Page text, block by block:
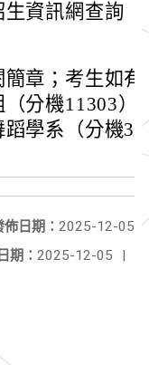
資訊網查詢
章；考生如
分機11303）
蹈學系（分機
佈日期： 2025-12-05
期： 2025-12-05 |